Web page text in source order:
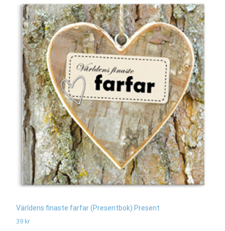
Världens finaste farfar (Presentbok) Present
39 kr